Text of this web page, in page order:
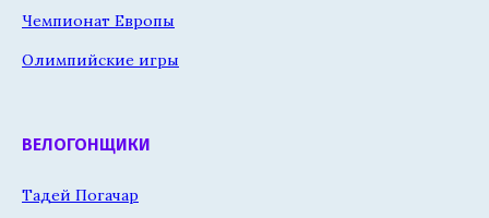
Чемпионат Европы
Олимпийские игры
ВЕЛОГОНЩИКИ
Тадей Погачар